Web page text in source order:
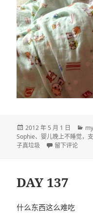
发
布
于
2012 年 5 月 1 日
分
类
Sophie、婴儿晚上不睡觉，
子真垃圾
于DAY 138
留下评论
DAY 137
什么东西这么难吃